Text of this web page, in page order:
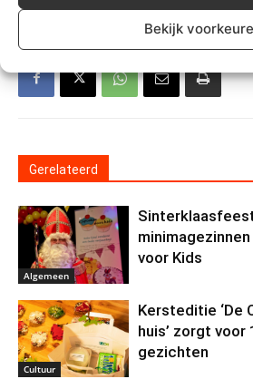
Bekijk
Gerelateerd
Algemeen
voor Kids
Cultuur
Kersteditie ‘De
huis’ zorgt voor
gezichten